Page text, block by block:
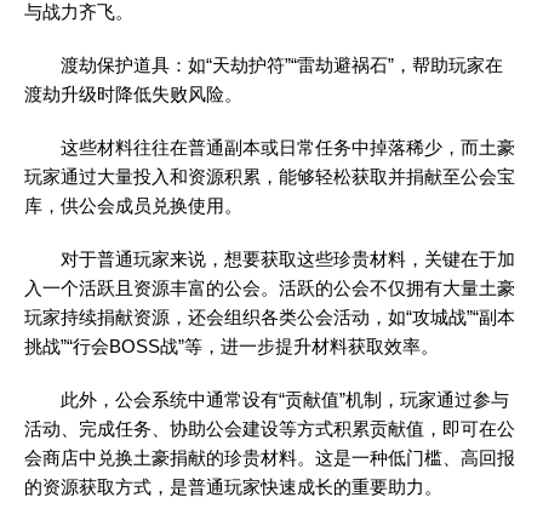
与战力齐飞。
渡劫保护道具：如“天劫护符”“雷劫避祸石”，帮助玩家在
渡劫升级时降低失败风险。
这些材料往往在普通副本或日常任务中掉落稀少，而土豪
玩家通过大量投入和资源积累，能够轻松获取并捐献至公会宝
库，供公会成员兑换使用。
对于普通玩家来说，想要获取这些珍贵材料，关键在于加
入一个活跃且资源丰富的公会。活跃的公会不仅拥有大量土豪
玩家持续捐献资源，还会组织各类公会活动，如“攻城战”“副本
挑战”“行会BOSS战”等，进一步提升材料获取效率。
此外，公会系统中通常设有“贡献值”机制，玩家通过参与
活动、完成任务、协助公会建设等方式积累贡献值，即可在公
会商店中兑换土豪捐献的珍贵材料。这是一种低门槛、高回报
的资源获取方式，是普通玩家快速成长的重要助力。